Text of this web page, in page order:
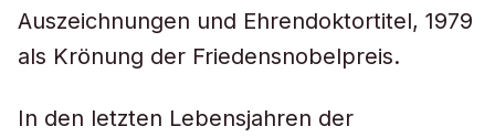
Auszeichnungen und Ehrendoktortitel, 1979
als Krönung der Friedensnobelpreis.
In den letzten Lebensjahren der